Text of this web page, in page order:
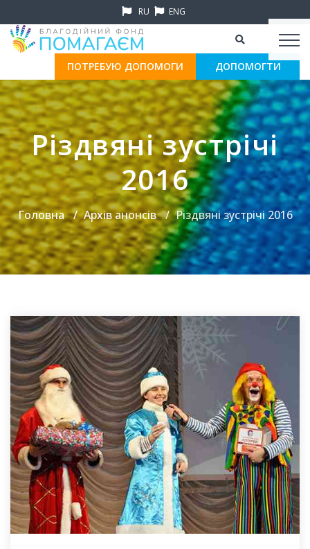
RU ENG
ПОТРЕБУЮ ДОПОМОГИ ДОПОМОГТИ
Різдвяні зустрічі
2016
Головна Архів анонсів Різдвяні зустрічі 2016